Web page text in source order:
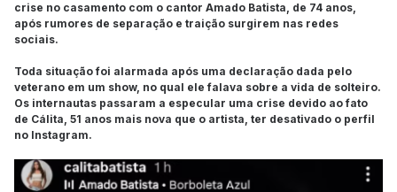
crise no casamento com o cantor Amado Batista, de 74 anos,
após rumores de separação e traição surgirem nas redes
sociais.
Toda situação foi alarmada após uma declaração dada pelo
veterano em um show, no qual ele falava sobre a vida de solteiro.
Os internautas passaram a especular uma crise devido ao fato
de Cálita, 51 anos mais nova que o artista, ter desativado o perfil
no Instagram.